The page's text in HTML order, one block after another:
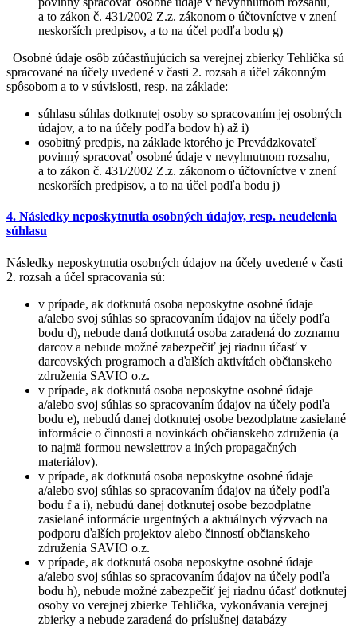
a to zákon č. 431/2002 Z.z. zákonom o účtovníctve v znení
neskorších predpisov, a to na účel podľa bodu g)
Osobné údaje osôb zúčastňujúcich sa verejnej zbierky Tehlička sú
spracované na účely uvedené v časti 2. rozsah a účel zákonným
spôsobom a to v súvislosti, resp. na základe:
súhlasu súhlas dotknutej osoby so spracovaním jej osobných
údajov, a to na účely podľa bodov h) až i)
osobitný predpis, na základe ktorého je Prevádzkovateľ
povinný spracovať osobné údaje v nevyhnutnom rozsahu,
a to zákon č. 431/2002 Z.z. zákonom o účtovníctve v znení
neskorších predpisov, a to na účel podľa bodu j)
4. Následky neposkytnutia osobných údajov, resp. neudelenia
súhlasu
Následky neposkytnutia osobných údajov na účely uvedené v časti
2. rozsah a účel spracovania sú:
v prípade, ak dotknutá osoba neposkytne osobné údaje
a/alebo svoj súhlas so spracovaním údajov na účely podľa
bodu d), nebude daná dotknutá osoba zaradená do zoznamu
darcov a nebude možné zabezpečiť jej riadnu účasť v
darcovských programoch a ďalších aktivítách občianskeho
združenia SAVIO o.z.
v prípade, ak dotknutá osoba neposkytne osobné údaje
a/alebo svoj súhlas so spracovaním údajov na účely podľa
bodu e), nebudú danej dotknutej osobe bezodplatne zasielané
informácie o činnosti a novinkách občianskeho združenia (a
to najmä formou newslettrov a iných propagačných
materiálov).
v prípade, ak dotknutá osoba neposkytne osobné údaje
a/alebo svoj súhlas so spracovaním údajov na účely podľa
bodu f a i), nebudú danej dotknutej osobe bezodplatne
zasielané informácie urgentných a aktuálnych výzvach na
podporu ďalších projektov alebo činností občianskeho
združenia SAVIO o.z.
v prípade, ak dotknutá osoba neposkytne osobné údaje
a/alebo svoj súhlas so spracovaním údajov na účely podľa
bodu h), nebude možné zabezpečiť jej riadnu účasť dotknutej
osoby vo verejnej zbierke Tehlička, vykonávania verejnej
zbierky a nebude zaradená do príslušnej databázy